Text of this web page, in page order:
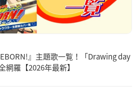
』主題歌一覧！「Drawing day
羅【2026年最新】